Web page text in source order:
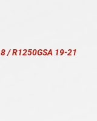
/ R1250GSA 19-21